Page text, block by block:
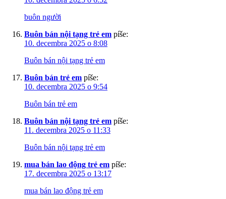
buôn người
Buôn bán nội tạng trẻ em píše:
10. decembra 2025 o 8:08
Buôn bán nội tạng trẻ em
Buôn bán trẻ em píše:
10. decembra 2025 o 9:54
Buôn bán trẻ em
Buôn bán nội tạng trẻ em píše:
11. decembra 2025 o 11:33
Buôn bán nội tạng trẻ em
mua bán lao động trẻ em píše:
17. decembra 2025 o 13:17
mua bán lao động trẻ em